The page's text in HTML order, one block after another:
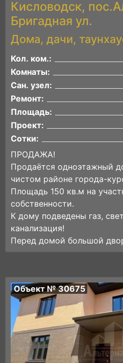
Кисловодск,
Бригадная ул.
Дома, дачи,
Кол. ком.:
Комнаты:
Сан. узел:
Ремонт:
Площадь:
Проект:
Сотки:
ПРОДАЖА!
Продаётся одноэтажный
чистом районе города-
Площадь 150 кв.м на
собственности.
К дому подведены газ,
канализация!
Перед домой большой
Объект № 30675